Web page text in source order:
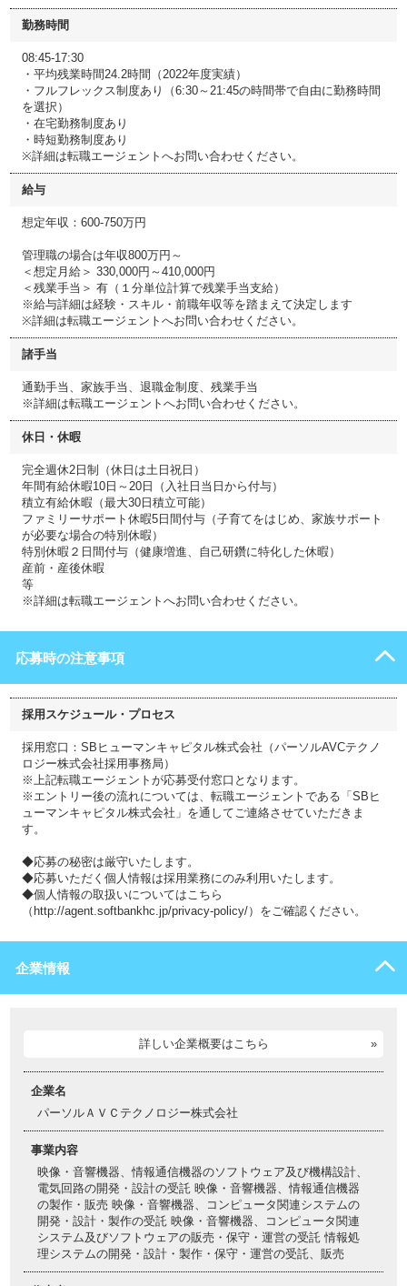
勤務時間
08:45-17:30
・平均残業時間24.2時間（2022年度実績）
・フルフレックス制度あり（6:30～21:45の時間帯で自由に勤務時間
を選択）
・在宅勤務制度あり
・時短勤務制度あり
※詳細は転職エージェントへお問い合わせください。
給与
想定年収：600-750万円
管理職の場合は年収800万円～
＜想定月給＞ 330,000円～410,000円
＜残業手当＞ 有（１分単位計算で残業手当支給）
※給与詳細は経験・スキル・前職年収等を踏まえて決定します
※詳細は転職エージェントへお問い合わせください。
諸手当
通勤手当、家族手当、退職金制度、残業手当
※詳細は転職エージェントへお問い合わせください。
休日・休暇
完全週休2日制（休日は土日祝日）
年間有給休暇10日～20日（入社日当日から付与）
積立有給休暇（最大30日積立可能）
ファミリーサポート休暇5日間付与（子育てをはじめ、家族サポート
が必要な場合の特別休暇）
特別休暇２日間付与（健康増進、自己研鑽に特化した休暇）
産前・産後休暇
等
※詳細は転職エージェントへお問い合わせください。
応募時の注意事項
採用スケジュール・プロセス
採用窓口：SBヒューマンキャピタル株式会社（パーソルAVCテクノ
ロジー株式会社採用事務局）
※上記転職エージェントが応募受付窓口となります。
※エントリー後の流れについては、転職エージェントである「SBヒ
ューマンキャピタル株式会社」を通してご連絡させていただきま
す。
◆応募の秘密は厳守いたします。
◆応募いただく個人情報は採用業務にのみ利用いたします。
◆個人情報の取扱いについてはこちら
（http://agent.softbankhc.jp/privacy-policy/）をご確認ください。
企業情報
詳しい企業概要はこちら
企業名
パーソルＡＶＣテクノロジー株式会社
事業内容
映像・音響機器、情報通信機器のソフトウェア及び機構設計、
電気回路の開発・設計の受託 映像・音響機器、情報通信機器
の製作・販売 映像・音響機器、コンピュータ関連システムの
開発・設計・製作の受託 映像・音響機器、コンピュータ関連
システム及びソフトウェアの販売・保守・運営の受託 情報処
理システムの開発・設計・製作・保守・運営の受託、販売